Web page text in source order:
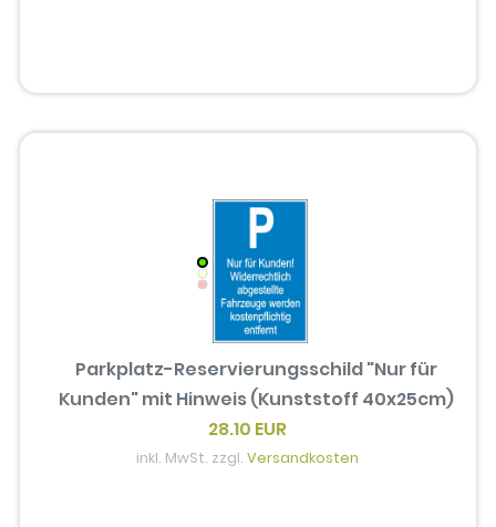
Parkplatz-Reservierungsschild "Nur für
Kunden" mit Hinweis (Kunststoff 40x25cm)
28.10 EUR
inkl. MwSt. zzgl.Versandkosten